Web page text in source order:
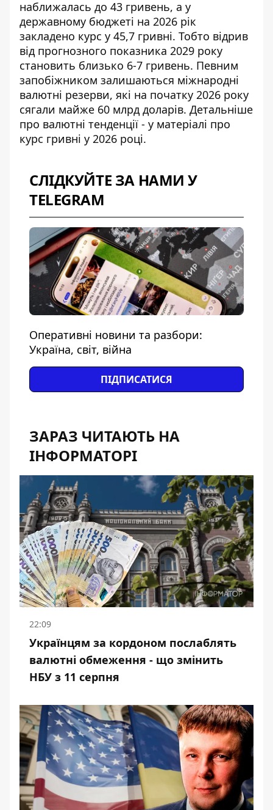
наближалась до 43 гривень, а у
державному бюджеті на 2026 рік
закладено курс у 45,7 гривні. Тобто відрив
від прогнозного показника 2029 року
становить близько 6-7 гривень. Певним
запобіжником залишаються міжнародні
валютні резерви, які на початку 2026 року
сягали майже 60 млрд доларів. Детальніше
про валютні тенденції - у матеріалі про
курс гривні у 2026 році.
СЛІДКУЙТЕ ЗА НАМИ У
TELEGRAM
Оперативні новини та разбори:
Україна, світ, війна
ПІДПИСАТИСЯ
ЗАРАЗ ЧИТАЮТЬ НА
ІНФОРМАТОРІ
22:09
Українцям за кордоном послаблять
валютні обмеження - що змінить
НБУ з 11 серпня